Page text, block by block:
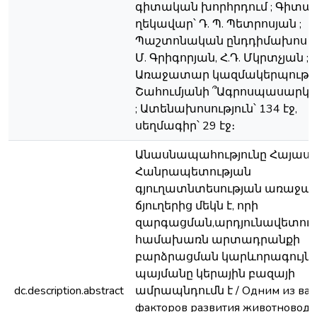
գիտական խորհրդում ;
ղեկավար՝ Դ. Պ. Պետրոսյան ;
Պաշտոնական ընդդիմախոս
Մ. Գրիգորյան, Հ.Դ. Մկրտչյան ;
Առաջատար
Շահումյանի
; Ատենախոսություն՝ 134 էջ,
սեղմագիր՝ 29 էջ։
dc.description.abstract
Անասնապահությունը
Հանրապետության
գյուղատնտեսության
ճյուղերից մեկն է, որի
համախառն արտադրանքի
բարձրացման կարևորագույն
պայմանը կերային բազայի
ամրապնդումն է / Одним из
факторов развития